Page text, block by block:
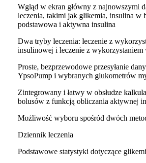
Wgląd w ekran główny z najnowszymi
leczenia, takimi jak glikemia, insulina w
podstawowa i aktywna insulina
Dwa tryby leczenia: leczenie z
insulinowej i leczenie z wykorzystaniem
Proste, bezprzewodowe przesyłanie
YpsoPump i wybranych glukometrów
Zintegrowany i łatwy w obsłudze
bolusów z funkcją obliczania aktywnej
Możliwość wyboru spośród dwóch
Dziennik leczenia
Podstawowe statystyki dotyczące